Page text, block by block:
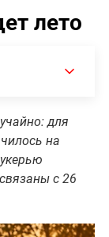
лето
для
на
с 26